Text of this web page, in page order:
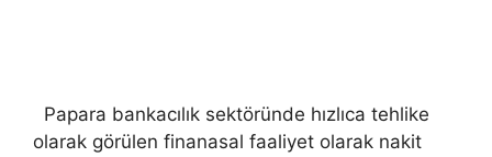
Papara bankacılık sektöründe hızlıca tehlike
olarak görülen finanasal faaliyet olarak nakit